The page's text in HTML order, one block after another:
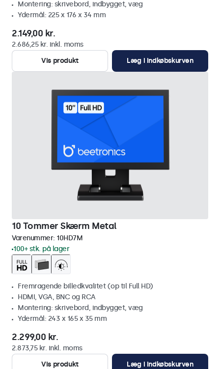
Montering: skrivebord, indbygget, væg
Ydermål: 225 x 176 x 34 mm
2.149,00 kr.
2.686,25 kr. inkl. moms
Vis produkt
Læg i indkøbskurven
10 Tommer Skærm Metal
Varenummer: 10HD7M
100+ stk. på lager
Fremragende billedkvalitet (op til Full HD)
HDMI, VGA, BNC og RCA
Montering: skrivebord, indbygget, væg
Ydermål: 243 x 165 x 35 mm
2.299,00 kr.
2.873,75 kr. inkl. moms
Vis produkt
Læg i indkøbskurven